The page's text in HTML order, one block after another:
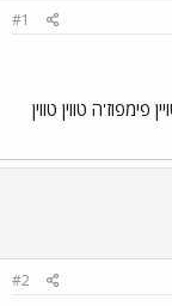
#1
טווין טווין
#2